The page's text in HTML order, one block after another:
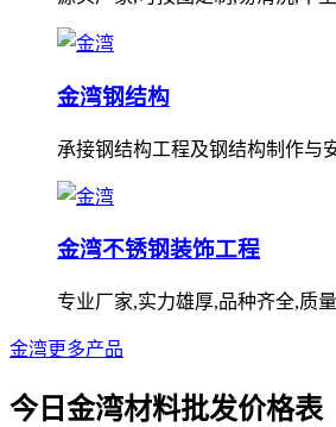
金湾钢结构
承接钢结构工程及钢结构制作与
金湾不锈钢装饰工程
专业厂家,实力雄厚,品种齐全,质
金湾更多产品
今日金湾材料批发价格表